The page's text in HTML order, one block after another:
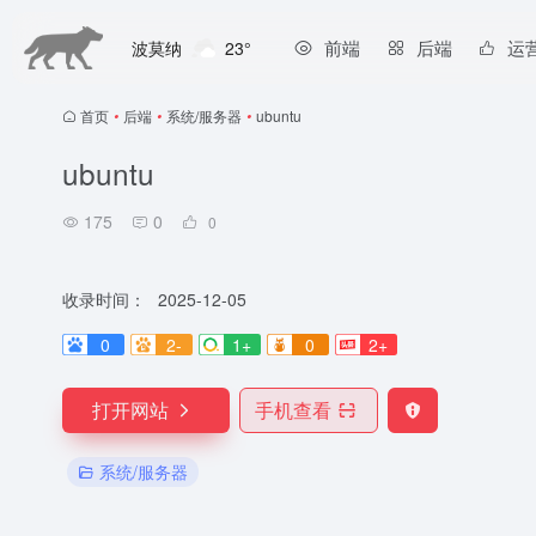
波莫纳 23° 前端 后端 运
首页 • 后端 • 系统/服务器 • ubuntu
ubuntu
175 0 0
收录时间：
2025-12-05
0
2- 1+ 0 2+
打开网站 手机查看
系统/服务器